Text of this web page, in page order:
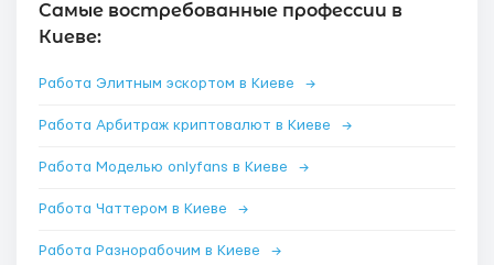
Самые востребованные профессии в
Киеве:
Работа Элитным эскортом в Киеве →
Работа Арбитраж криптовалют в Киеве →
Работа Моделью onlyfans в Киеве →
Работа Чаттером в Киеве →
Работа Разнорабочим в Киеве →